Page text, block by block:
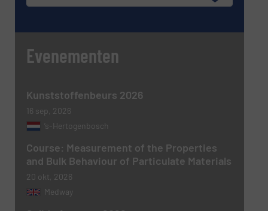
Bericht (Vereist)
Evenementen
Kunststoffenbeurs 2026
16 sep, 2026
’s-Hertogenbosch
Course: Measurement of the Properties
and Bulk Behaviour of Particulate Materials
20 okt, 2026
Medway